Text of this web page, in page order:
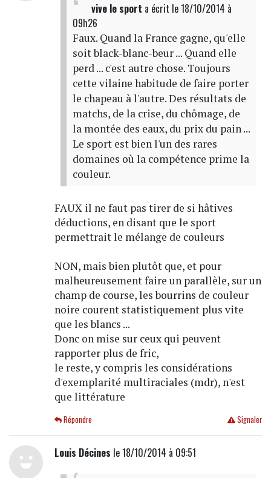
vive le sport a écrit le 18/10/2014 à
09h26
Faux. Quand la France gagne, qu'elle
soit black-blanc-beur ... Quand elle
perd ... c'est autre chose. Toujours
cette vilaine habitude de faire porter
le chapeau à l'autre. Des résultats de
matchs, de la crise, du chômage, de
la montée des eaux, du prix du pain ...
Le sport est bien l'un des rares
domaines où la compétence prime la
couleur.
FAUX il ne faut pas tirer de si hâtives
déductions, en disant que le sport
permettrait le mélange de couleurs
NON, mais bien plutôt que, et pour
malheureusement faire un parallèle, sur un
champ de course, les bourrins de couleur
noire courent statistiquement plus vite
que les blancs ...
Donc on mise sur ceux qui peuvent
rapporter plus de fric,
le reste, y compris les considérations
d'exemplarité multiraciales (mdr), n'est
que littérature
Signaler
Répondre
Louis Décines le 18/10/2014 à 09:51